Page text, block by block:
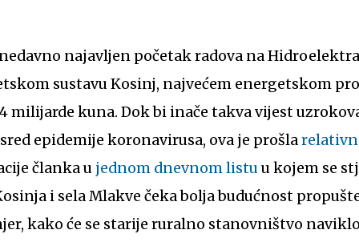
najavljen početak radova na
sustavu Kosinj, najvećem energetskom
milijarde kuna. Dok bi inače takva vijest
epidemije koronavirusa, ova je prošla
članka u jednom dnevnom listu u kojem se
i sela Mlakve čeka bolja budućnost
kako će se starije ruralno stanovništvo